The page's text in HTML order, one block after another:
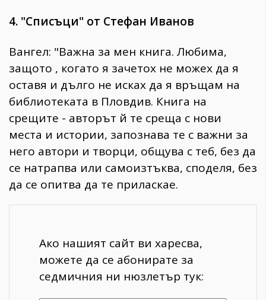
4. "Списъци" от Стефан Иванов
Вангел: "Важна за мен книга. Любима,
защото , когато я зачетох не можех да я
оставя и дълго не исках да я връщам на
библиотеката в Пловдив. Книга на
срещите - авторът й те среща с нови
места и истории, запознава те с важни за
него автори и творци, общува с теб, без да
се натрапва или самоизтъква, споделя, без
да се опитва да те приласкае.
Ако нашият сайт ви харесва,
можете да се абонирате за
седмичния ни нюзлетър тук: